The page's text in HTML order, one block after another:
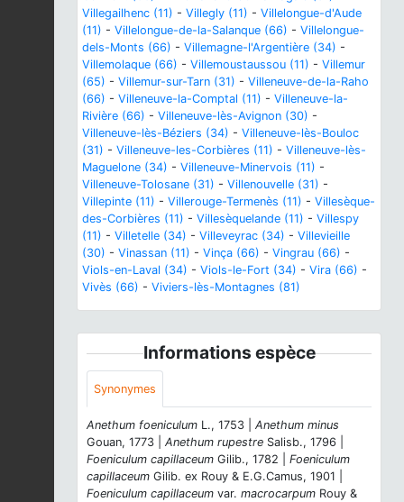
Villegailhenc (11) - Villegly (11) - Villelongue-d'Aude
(11) - Villelongue-de-la-Salanque (66) - Villelongue-
dels-Monts (66) - Villemagne-l'Argentière (34) -
Villemolaque (66) - Villemoustaussou (11) - Villemur
(65) - Villemur-sur-Tarn (31) - Villeneuve-de-la-Raho
(66) - Villeneuve-la-Comptal (11) - Villeneuve-la-
Rivière (66) - Villeneuve-lès-Avignon (30) -
Villeneuve-lès-Béziers (34) - Villeneuve-lès-Bouloc
(31) - Villeneuve-les-Corbières (11) - Villeneuve-lès-
Maguelone (34) - Villeneuve-Minervois (11) -
Villeneuve-Tolosane (31) - Villenouvelle (31) -
Villepinte (11) - Villerouge-Termenès (11) - Villesèque-
des-Corbières (11) - Villesèquelande (11) - Villespy
(11) - Villetelle (34) - Villeveyrac (34) - Villevieille
(30) - Vinassan (11) - Vinça (66) - Vingrau (66) -
Viols-en-Laval (34) - Viols-le-Fort (34) - Vira (66) -
Vivès (66) - Viviers-lès-Montagnes (81)
Informations espèce
Synonymes
Anethum foeniculum L., 1753 | Anethum minus
Gouan, 1773 | Anethum rupestre Salisb., 1796 |
Foeniculum capillaceum Gilib., 1782 | Foeniculum
capillaceum Gilib. ex Rouy & E.G.Camus, 1901 |
Foeniculum capillaceum var. macrocarpum Rouy &